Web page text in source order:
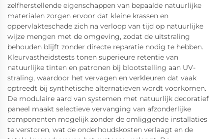
zelfherstellende eigenschappen van bepaalde natuurlijke
materialen zorgen ervoor dat kleine krassen en
oppervlakteschade zich na verloop van tijd op natuurlijke
wijze mengen met de omgeving, zodat de uitstraling
behouden blijft zonder directe reparatie nodig te hebben.
Kleurvastheidstests tonen superieure retentie van
natuurlijke tinten en patronen bij blootstelling aan UV-
straling, waardoor het vervagen en verkleuren dat vaak
optreedt bij synthetische alternatieven wordt voorkomen.
De modulaire aard van systemen met natuurlijk decoratief
paneel maakt selectieve vervanging van afzonderlijke
componenten mogelijk zonder de omliggende installaties
te verstoren, wat de onderhoudskosten verlaagt en de